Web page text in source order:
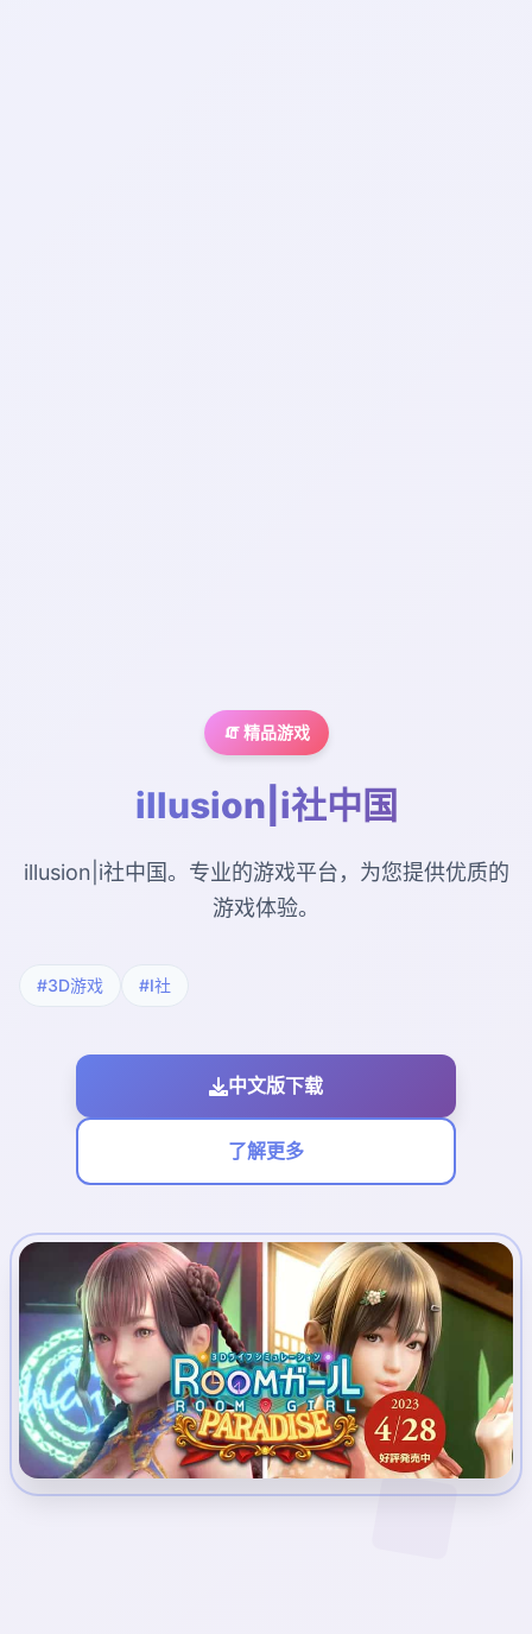
🧯 精品游戏
illusion|i社中国
illusion|i社中国。专业的游戏平台，为您提供优质的
游戏体验。
#3D游戏 #I社
中文版下载
了解更多